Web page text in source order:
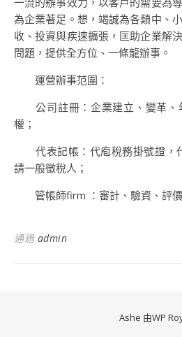
為企業著足。想，竭誠為各類中、
收、投資與疾速擴張，匡助企業解
問題，提供全方位、一條龍辦事。
運營辦事范圍：
公司註冊：企業建立、變革、
權；
代表記帳：代庖稅務掛號證，
請一般徵稅人；
管帳師firm ：審計、驗資、評價
通過 admin
Ashe 由WP